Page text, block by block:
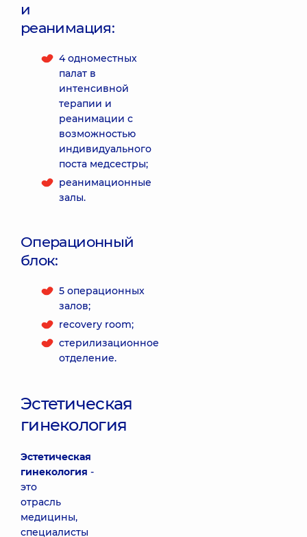
и
реанимация:
4 одноместных
палат в
интенсивной
терапии и
реанимации с
возможностью
индивидуального
поста медсестры;
реанимационные
залы.
Операционный
блок:
5 операционных
залов;
recovery room;
стерилизационное
отделение.
Эстетическая
гинекология
Эстетическая
гинекология -
это
отрасль
медицины,
специалисты